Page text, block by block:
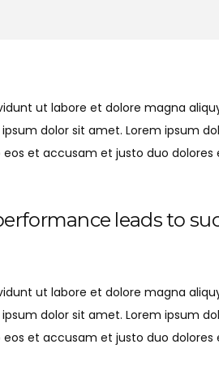
ut labore et dolore magna
dolor sit amet. Lorem ipsum
et accusam et justo duo
leads to
ut labore et dolore magna
dolor sit amet. Lorem ipsum
et accusam et justo duo